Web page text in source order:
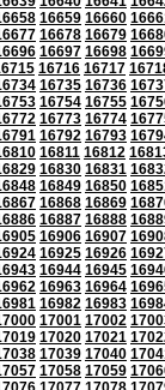
16659 16660
16678 16679
16697 16698
16716 16717
16735 16736
16754 16755
16773 16774
16792 16793
16811 16812
16830 16831
16849 16850
16868 16869
16887 16888
16906 16907
16925 16926
16944 16945
16963 16964
16982 16983
17001 17002
17020 17021
17039 17040
17058 17059